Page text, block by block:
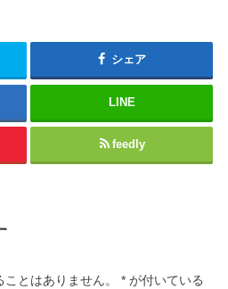
シェア
LINE
feedly
とはありません。 * が付いている